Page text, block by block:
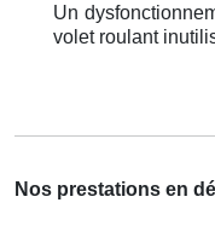
Un
volet roulant
Nos prestations en